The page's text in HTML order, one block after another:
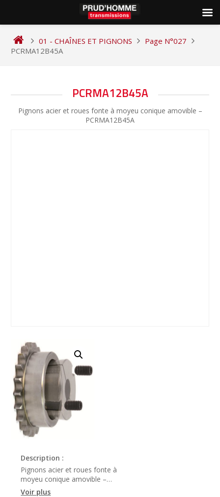
content
01 - CHAÎNES ET PIGNONS
Page N°027
PCRMA12B45A
PCRMA12B45A
Pignons acier et roues fonte à moyeu conique amovible –
PCRMA12B45A
Description :
Pignons acier et roues fonte à
moyeu conique amovible –
PCRMA12B45A
Voir plus
DE